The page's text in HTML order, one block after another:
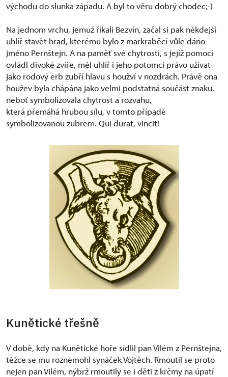
východu do slunka západu. A byl to věru dobrý chodec;-)
Na jednom vrchu, jemuž říkali Bezvín, začal si pak někdejší
uhlíř stavět hrad, kterému bylo z markraběcí vůle dáno
jméno Pernštejn. A na paměť své chytrosti, s jejíž pomocí
ovládl divoké zvíře, měl uhlíř i jeho potomci právo užívat
jako rodový erb zubří hlavu s houžví v nozdrách. Právě ona
houžev byla chápána jako velmi podstatná součást znaku,
neboť symbolizovala chytrost a rozvahu,
která přemáhá hrubou sílu, v tomto případě
symbolizovanou zubrem. Qui durat, vincit!
Kunětické třešně
V době, kdy na Kunětické hoře sídlil pan Vilém z Pernštejna,
těžce se mu roznemohl synáček Vojtěch. Rmoutil se proto
nejen pan Vilém, nýbrž rmoutily se i děti z krčmy na úpatí